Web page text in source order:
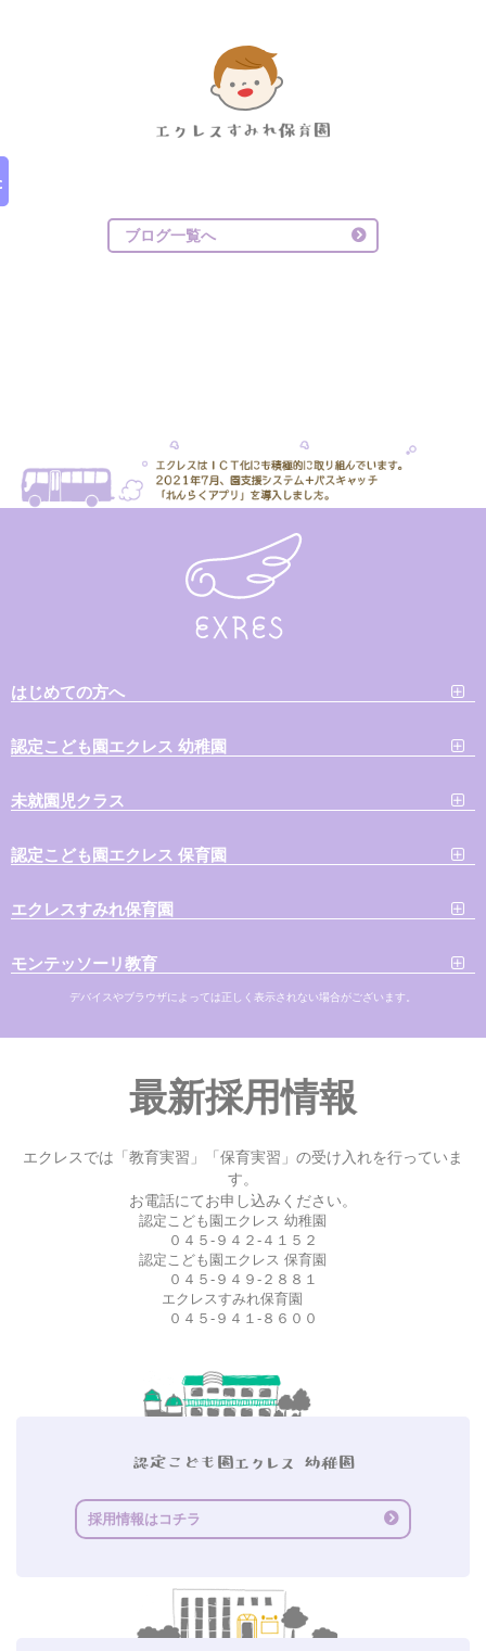
ブログ一覧へ
はじめての方へ
認定こども園エクレス 幼稚園
未就園児クラス
認定こども園エクレス 保育園
エクレスすみれ保育園
モンテッソーリ教育
デバイスやブラウザによっては正しく表示されない場合がございます。
最新採用情報
エクレスでは「教育実習」「保育実習」の受け入れを行っていま
す。
お電話にてお申し込みください。
認定こども園エクレス 幼稚園
０４５-９４２-４１５２
認定こども園エクレス 保育園
０４５-９４９-２８８１
エクレスすみれ保育園
０４５-９４１-８６００
採用情報はコチラ